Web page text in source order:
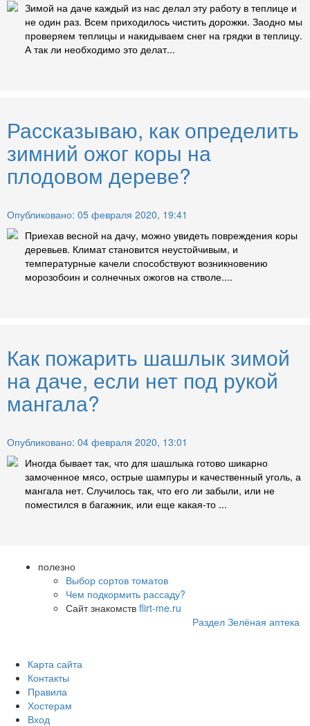
Зимой на даче каждый из нас делал эту работу в теплице и
не один раз. Всем приходилось чистить дорожки. Заодно мы
проверяем теплицы и накидываем снег на грядки в теплицу.
А так ли необходимо это делат...
Рассказываю, как определить
зимний ожог коры на
плодовом дереве?
Опубликовано: 05 февраля 2020, 19:41
Приехав весной на дачу, можно увидеть повреждения коры
деревьев. Климат становится неустойчивым, и
температурные качели способствуют возникновению
морозобоин и солнечных ожогов на стволе....
Как пожарить шашлык зимой
на даче, если нет под рукой
мангала?
Опубликовано: 04 февраля 2020, 13:01
Иногда бывает так, что для шашлыка готово шикарно
замоченное мясо, острые шампуры и качественный уголь, а
мангала нет. Случилось так, что его ли забыли, или не
поместился в багажник, или еще какая-то ...
полезно
Выбор сортов томатов
Чем подкормить рассаду?
Сайт знакомств flirt-me.ru
Раздел Зелёная аптека
Карта сайта
Контакты
Правила
Хостерам
Вход